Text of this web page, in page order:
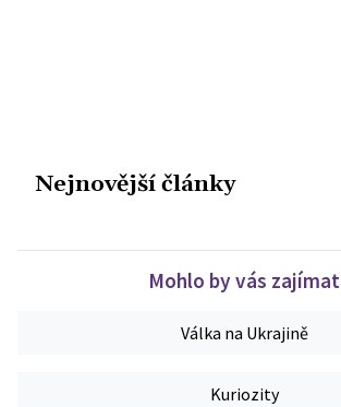
Nejnovější články
Mohlo by vás zajímat
Válka na Ukrajině
Kuriozity